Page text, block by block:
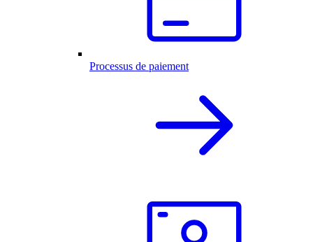
Processus de paiement